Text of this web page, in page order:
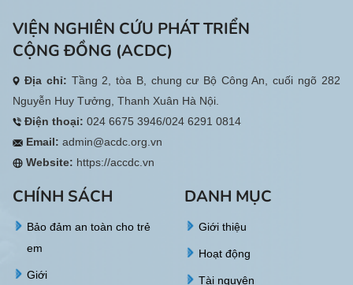
VIỆN NGHIÊN CỨU PHÁT TRIỂN
CỘNG ĐỒNG (ACDC)
Địa chỉ: Tầng 2, tòa B, chung cư Bộ Công An, cuối ngõ 282
Nguyễn Huy Tưởng, Thanh Xuân Hà Nội.
Điện thoại: 024 6675 3946/024 6291 0814
Email: admin@acdc.org.vn
Website: https://accdc.vn
CHÍNH SÁCH
Bảo đảm an toàn cho trẻ
em
Giới
DANH MỤC
Giới thiệu
Hoạt động
Tài nguyên